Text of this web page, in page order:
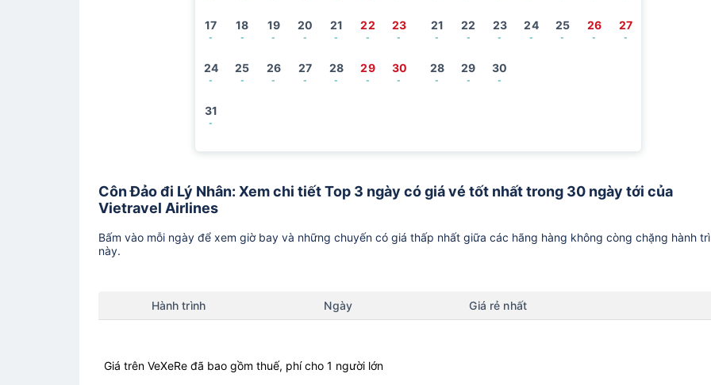
17
-
18
-
19
-
20
-
21
-
22
-
23
-
24
-
25
-
26
-
27
-
28
-
29
-
30
-
31
-
21
-
22
-
23
-
24
-
25
-
26
-
27
-
28
-
29
-
30
-
Côn Đảo đi Lý Nhân: Xem chi tiết Top 3 ngày có giá vé tốt nhất trong 30 ngày tới của
Vietravel Airlines
Bấm vào mỗi ngày để xem giờ bay và những chuyến có giá thấp nhất giữa các hãng hàng không còng chặng hành
này.
Hành trình Ngày Giá rẻ nhất
Giá trên VeXeRe đã bao gồm thuế, phí cho 1 người lớn